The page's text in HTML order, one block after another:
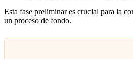
Esta fase preliminar es crucial para la
un proceso de fondo.